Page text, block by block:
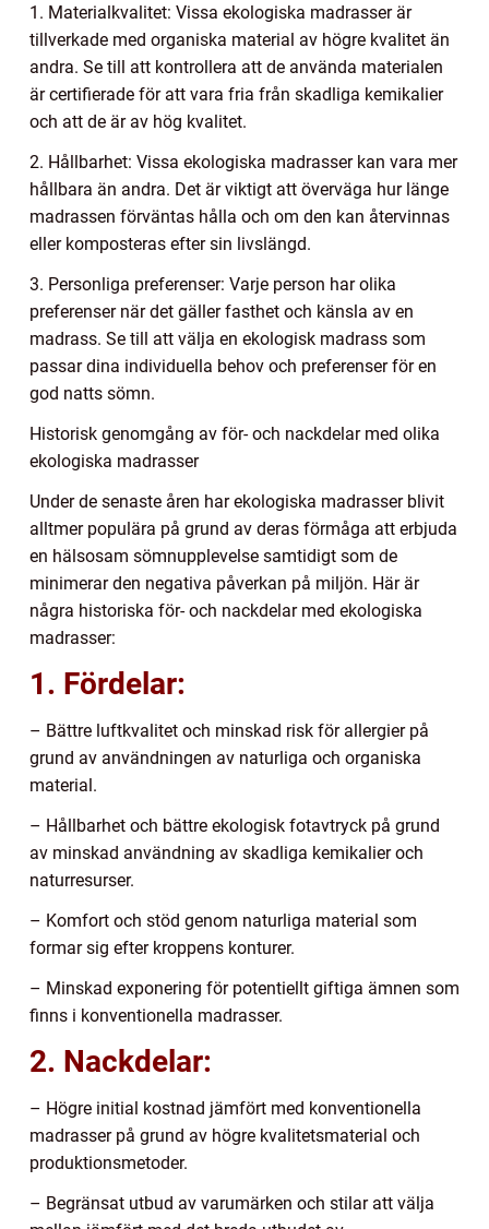
1. Materialkvalitet: Vissa ekologiska madrasser är
tillverkade med organiska material av högre kvalitet än
andra. Se till att kontrollera att de använda materialen
är certifierade för att vara fria från skadliga kemikalier
och att de är av hög kvalitet.
2. Hållbarhet: Vissa ekologiska madrasser kan vara mer
hållbara än andra. Det är viktigt att överväga hur länge
madrassen förväntas hålla och om den kan återvinnas
eller komposteras efter sin livslängd.
3. Personliga preferenser: Varje person har olika
preferenser när det gäller fasthet och känsla av en
madrass. Se till att välja en ekologisk madrass som
passar dina individuella behov och preferenser för en
god natts sömn.
Historisk genomgång av för- och nackdelar med olika
ekologiska madrasser
Under de senaste åren har ekologiska madrasser blivit
alltmer populära på grund av deras förmåga att erbjuda
en hälsosam sömnupplevelse samtidigt som de
minimerar den negativa påverkan på miljön. Här är
några historiska för- och nackdelar med ekologiska
madrasser:
1. Fördelar:
– Bättre luftkvalitet och minskad risk för allergier på
grund av användningen av naturliga och organiska
material.
– Hållbarhet och bättre ekologisk fotavtryck på grund
av minskad användning av skadliga kemikalier och
naturresurser.
– Komfort och stöd genom naturliga material som
formar sig efter kroppens konturer.
– Minskad exponering för potentiellt giftiga ämnen som
finns i konventionella madrasser.
2. Nackdelar:
– Högre initial kostnad jämfört med konventionella
madrasser på grund av högre kvalitetsmaterial och
produktionsmetoder.
– Begränsat utbud av varumärken och stilar att välja